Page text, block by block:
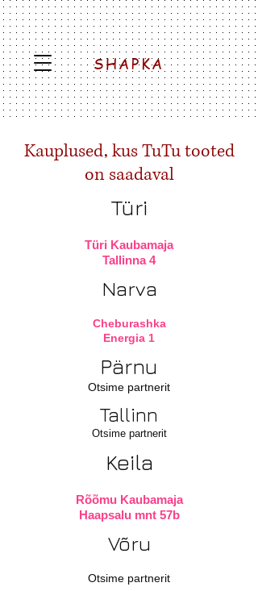
SHAPKA
Kauplused, kus TuTu tooted
on saadaval
Türi
Türi Kaubamaja
Tallinna 4
Narva
Cheburashka
Energia 1
Pärnu
Otsime partnerit
Tallinn
Otsime partnerit
Keila
Rõõmu Kaubamaja
Haapsalu mnt 57b
Võru
Otsime partnerit